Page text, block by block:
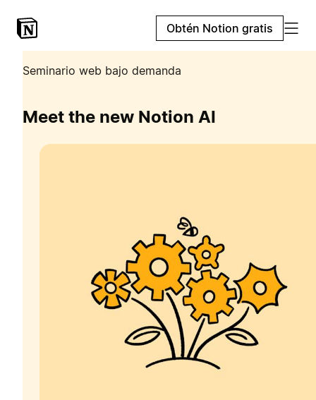
Obtén Notion gratis
Seminario web bajo demanda
Meet the new Notion AI